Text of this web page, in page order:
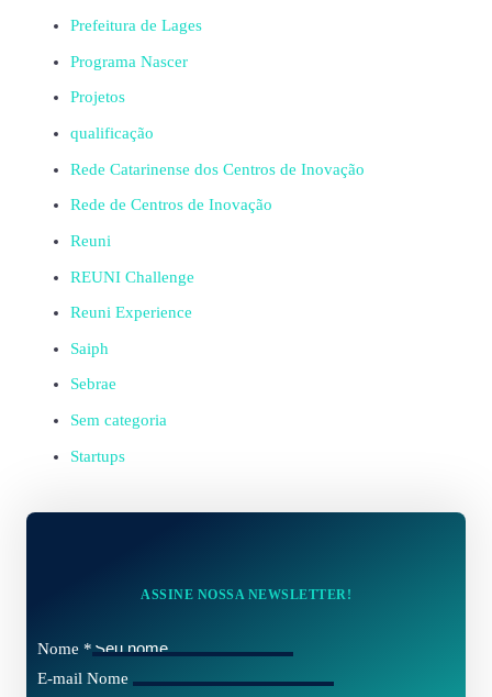
Prefeitura de Lages
Programa Nascer
Projetos
qualificação
Rede Catarinense dos Centros de Inovação
Rede de Centros de Inovação
Reuni
REUNI Challenge
Reuni Experience
Saiph
Sebrae
Sem categoria
Startups
ASSINE NOSSA NEWSLETTER!
Nome *
E-mail Nome